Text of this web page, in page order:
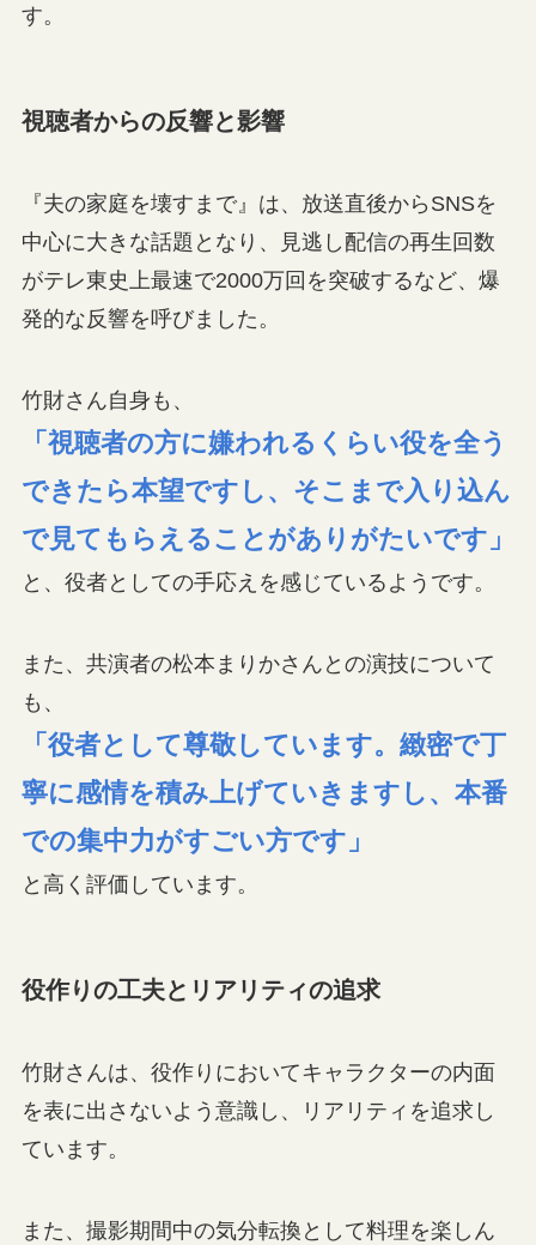
す。
視聴者からの反響と影響
『夫の家庭を壊すまで』は、放送直後からSNSを
中心に大きな話題となり、見逃し配信の再生回数
がテレ東史上最速で2000万回を突破するなど、爆
発的な反響を呼びました。
竹財さん自身も、
「視聴者の方に嫌われるくらい役を全う
できたら本望ですし、そこまで入り込ん
で見てもらえることがありがたいです」
と、役者としての手応えを感じているようです。
また、共演者の松本まりかさんとの演技について
も、
「役者として尊敬しています。緻密で丁
寧に感情を積み上げていきますし、本番
での集中力がすごい方です」
と高く評価しています。
役作りの工夫とリアリティの追求
竹財さんは、役作りにおいてキャラクターの内面
を表に出さないよう意識し、リアリティを追求し
ています。
また、撮影期間中の気分転換として料理を楽しん